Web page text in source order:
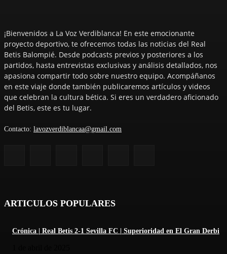
¡Bienvenidos a La Voz Verdiblanca! En este emocionante
proyecto deportivo, te ofrecemos todas las noticias del Real
Betis Balompié. Desde podcasts previos y posteriores a los
partidos, hasta entrevistas exclusivas y análisis detallados, nos
apasiona compartir todo sobre nuestro equipo. Acompáñanos
en este viaje donde también publicaremos artículos y videos
que celebran la cultura bética. Si eres un verdadero aficionado
del Betis, este es tu lugar.
Contacto: lavozverdiblancaa@gmail.com
ARTICULOS POPULARES
Crónica | Real Betis 2-1 Sevilla FC | Superioridad en El Gran Derbi